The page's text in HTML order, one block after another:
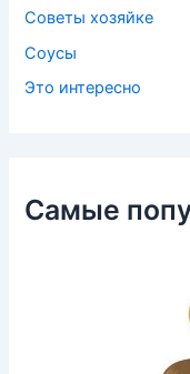
Советы хозяйке
Соусы
Это интересно
Самые